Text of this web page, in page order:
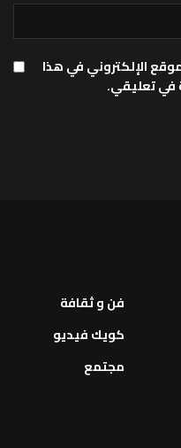
الإلكتروني في هذا
في تعليقي.
فن و ثقافة
كويك فيديو
مجتمع